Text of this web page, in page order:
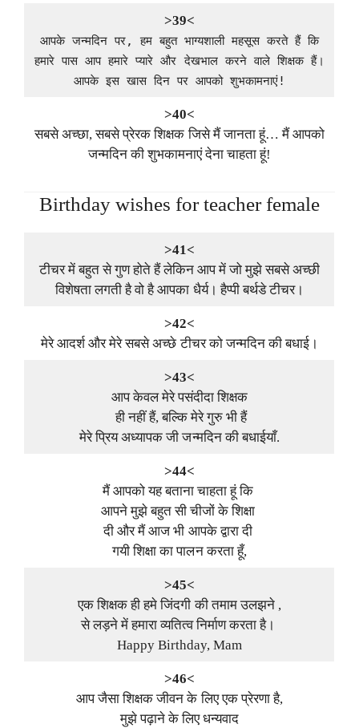
>39<
आपके जन्मदिन पर, हम बहुत भाग्यशाली महसूस करते हैं कि
हमारे पास आप हमारे प्यारे और देखभाल करने वाले शिक्षक हैं।
आपके इस खास दिन पर आपको शुभकामनाएं!
>40<
सबसे अच्छा, सबसे प्रेरक शिक्षक जिसे मैं जानता हूं… मैं आपको
जन्मदिन की शुभकामनाएं देना चाहता हूं!
Birthday wishes for teacher female
>41<
टीचर में बहुत से गुण होते हैं लेकिन आप में जो मुझे सबसे अच्छी
विशेषता लगती है वो है आपका धैर्य। हैप्पी बर्थडे टीचर।
>42<
मेरे आदर्श और मेरे सबसे अच्छे टीचर को जन्मदिन की बधाई।
>43<
आप केवल मेरे पसंदीदा शिक्षक
ही नहीं हैं, बल्कि मेरे गुरु भी हैं
मेरे प्रिय अध्यापक जी जन्मदिन की बधाईयाँ.
>44<
मैं आपको यह बताना चाहता हूं कि
आपने मुझे बहुत सी चीजों के शिक्षा
दी और मैं आज भी आपके द्वारा दी
गयी शिक्षा का पालन करता हूँ,
>45<
एक शिक्षक ही हमे जिंदगी की तमाम उलझने ,
से लड़ने में हमारा व्यतित्व निर्माण करता है।
Happy Birthday, Mam
>46<
आप जैसा शिक्षक जीवन के लिए एक प्रेरणा है,
मुझे पढ़ाने के लिए धन्यवाद